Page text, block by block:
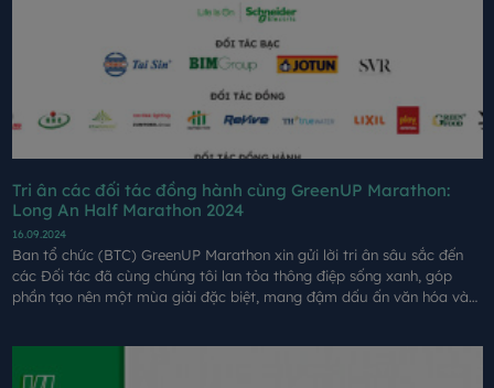
Tri ân các đối tác đồng hành cùng GreenUP Marathon:
Long An Half Marathon 2024
16.09.2024
Ban tổ chức (BTC) GreenUP Marathon xin gửi lời tri ân sâu sắc đến
các Đối tác đã cùng chúng tôi lan tỏa thông điệp sống xanh, góp
phần tạo nên một mùa giải đặc biệt, mang đậm dấu ấn văn hóa và